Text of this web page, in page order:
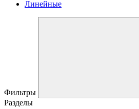
Линейные
Фильтры
Разделы